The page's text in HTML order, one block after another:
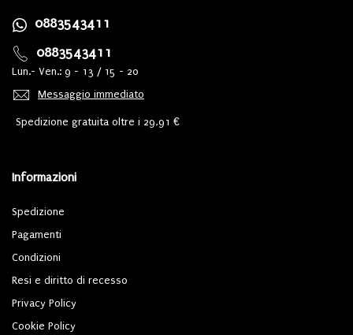
0883543411
0883543411
Lun.- Ven.: 9 - 13 / 15 - 20
Messaggio immediato
Spedizione gratuita oltre i 29,91 €
Informazioni
Spedizione
Pagamenti
Condizioni
Resi e diritto di recesso
Privacy Policy
Cookie Policy